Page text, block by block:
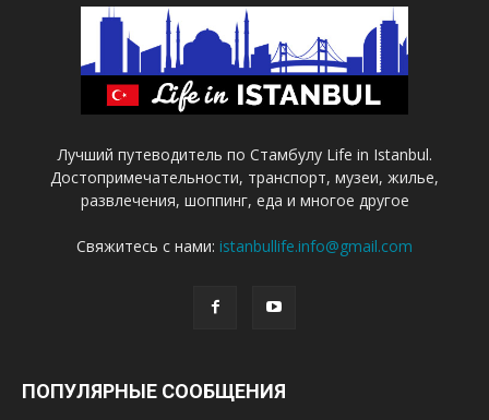
Лучший путеводитель по Стамбулу Life in Istanbul.
Достопримечательности, транспорт, музеи, жилье,
развлечения, шоппинг, еда и многое другое
Свяжитесь с нами: istanbullife.info@gmail.com
ПОПУЛЯРНЫЕ СООБЩЕНИЯ